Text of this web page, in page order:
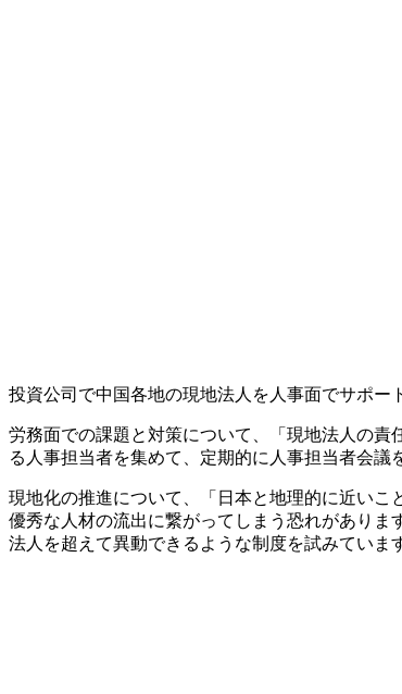
投資公司で中国各地の現地法人を人事面でサポー
労務面での課題と対策について、「現地法人の責
る人事担当者を集めて、定期的に人事担当者会
現地化の推進について、「日本と地理的に近いこ
優秀な人材の流出に繋がってしまう恐れがあり
法人を超えて異動できるような制度を試みていま